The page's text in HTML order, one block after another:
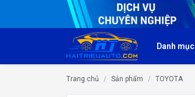
Danh mục
Trang chủ Sản phẩm TOYOTA